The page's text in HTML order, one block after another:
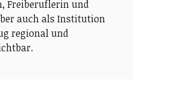
Freiberuflerin und
auch als Institution
regional und